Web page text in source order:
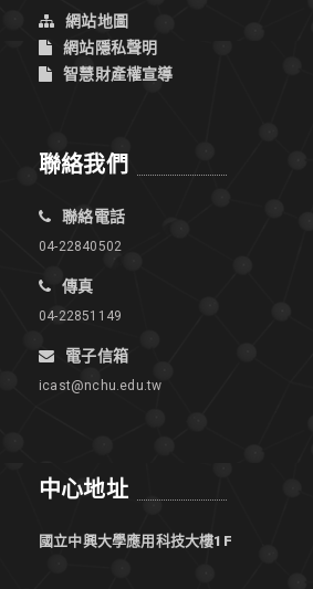
網站地圖
網站隱私聲明
智慧財產權宣導
聯絡我們
聯絡電話
04-22840502
傳真
04-22851149
電子信箱
icast@nchu.edu.tw
中心地址
國立中興大學應用科技大樓1F